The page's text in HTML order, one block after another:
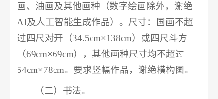
画、油画及其他画种（数字绘画除外，谢绝
AI及人工智能生成作品）。尺寸：国画不超
过四尺对开（34.5cm×138cm）或四尺斗方
（69cm×69cm），其他画种尺寸均不超过
54cm×78cm。要求竖幅作品，谢绝横构图。
（二）书法。